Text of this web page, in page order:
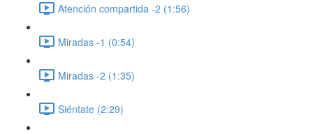
Atención compartida -2 (1:56)
Miradas -1 (0:54)
Miradas -2 (1:35)
Siéntate (2:29)